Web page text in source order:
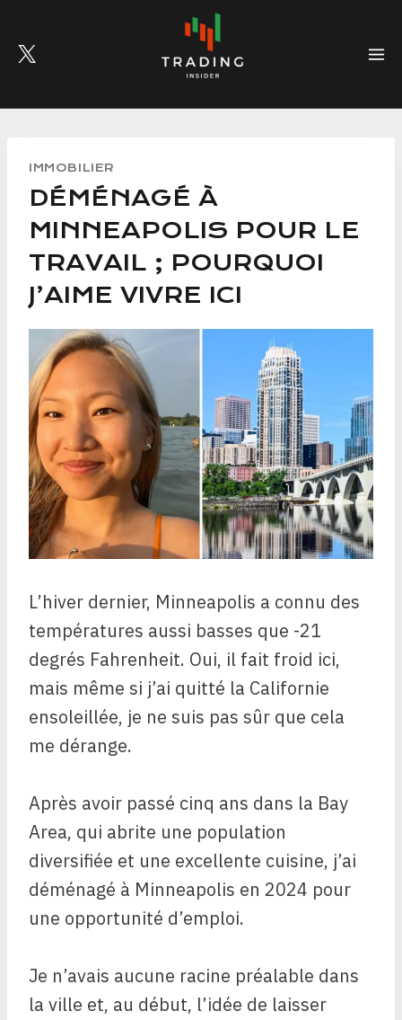
content
IMMOBILIER
DÉMÉNAGÉ À
MINNEAPOLIS POUR LE
TRAVAIL ; POURQUOI
J’AIME VIVRE ICI
L’hiver dernier, Minneapolis a connu des
températures aussi basses que -21
degrés Fahrenheit. Oui, il fait froid ici,
mais même si j’ai quitté la Californie
ensoleillée, je ne suis pas sûr que cela
me dérange.
Après avoir passé cinq ans dans la Bay
Area, qui abrite une population
diversifiée et une excellente cuisine, j’ai
déménagé à Minneapolis en 2024 pour
une opportunité d’emploi.
Je n’avais aucune racine préalable dans
la ville et, au début, l’idée de laisser